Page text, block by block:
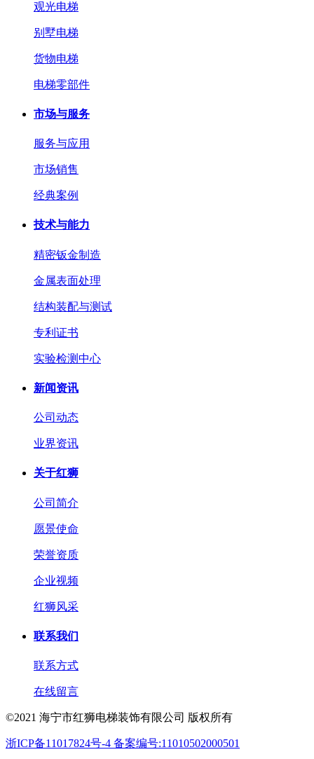
观光电梯
别墅电梯
货物电梯
电梯零部件
市场与服务
服务与应用
市场销售
经典案例
技术与能力
精密钣金制造
金属表面处理
结构装配与测试
专利证书
实验检测中心
新闻资讯
公司动态
业界资讯
关于红狮
公司简介
愿景使命
荣誉资质
企业视频
红狮风采
联系我们
联系方式
在线留言
©2021 海宁市红狮电梯装饰有限公司 版权所有
浙ICP备11017824号-4 备案编号:11010502000501